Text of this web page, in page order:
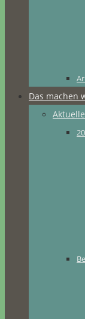
Das machen